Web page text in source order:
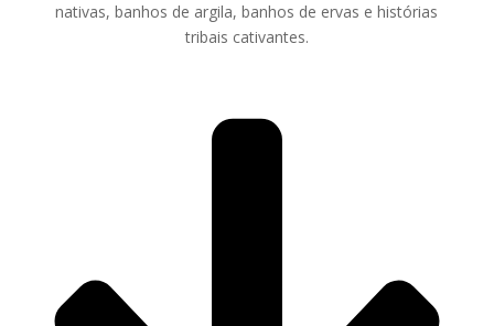
nativas, banhos de argila, banhos de ervas e histórias
tribais cativantes.